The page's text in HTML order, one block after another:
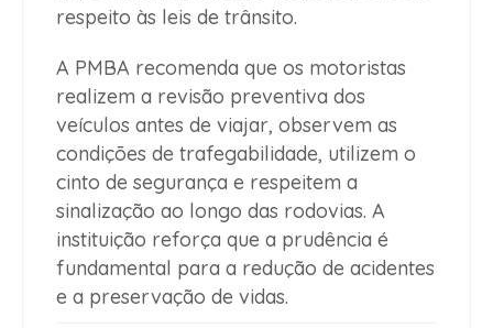
respeito às leis de trânsito.
A PMBA recomenda que os motoristas
realizem a revisão preventiva dos
veículos antes de viajar, observem as
condições de trafegabilidade, utilizem o
cinto de segurança e respeitem a
sinalização ao longo das rodovias. A
instituição reforça que a prudência é
fundamental para a redução de acidentes
e a preservação de vidas.